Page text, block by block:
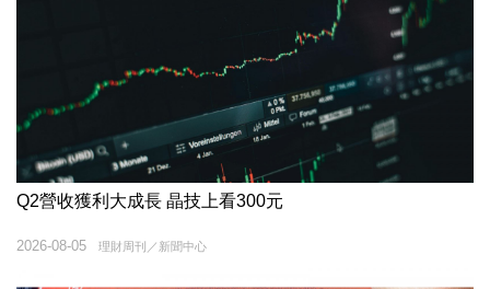
Q2營收獲利大成長 晶技上看300元
理財周刊／新聞中心
2026-08-05